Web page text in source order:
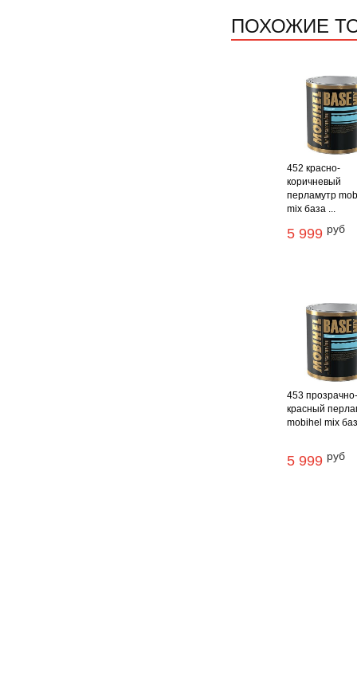
ПОХОЖИЕ
452 красно-
коричневый
перламутр
mix база ...
5 999 руб
453
красный
mobihel mix
5 999 руб